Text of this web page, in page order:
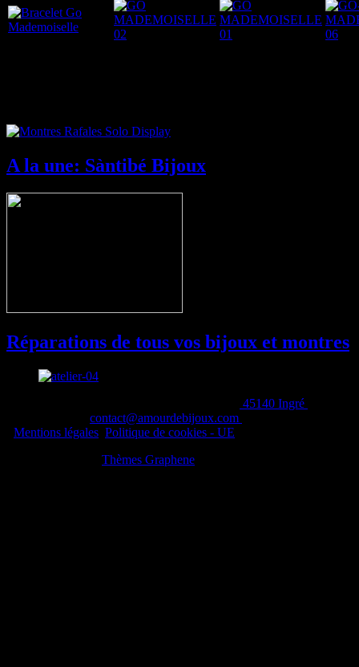
A la une: Sàntibé Bijoux
Réparations de tous vos bijoux et montres
45140 Ingré
contact@amourdebijoux.com
Mentions légales Politique de cookies - UE
Thèmes Graphene